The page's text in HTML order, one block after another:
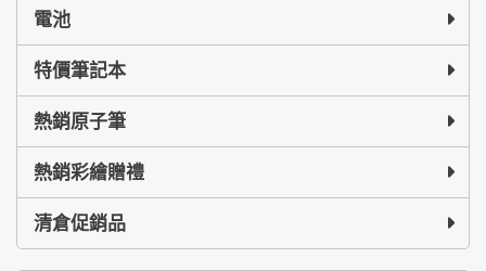
電池
特價筆記本
熱銷原子筆
熱銷彩繪贈禮
清倉促銷品